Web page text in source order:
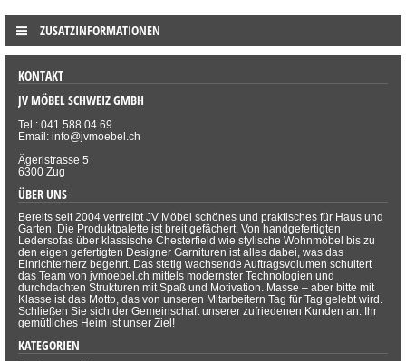
ZUSATZINFORMATIONEN
KONTAKT
JV MÖBEL SCHWEIZ GMBH
Tel.: 041 588 04 69
Email: info@jvmoebel.ch
Ägeristrasse 5
6300 Zug
ÜBER UNS
Bereits seit 2004 vertreibt JV Möbel schönes und praktisches für Haus und
Garten. Die Produktpalette ist breit gefächert. Von handgefertigten
Ledersofas über klassische Chesterfield wie stylische Wohnmöbel bis zu
den eigen gefertigten Designer Garnituren ist alles dabei, was das
Einrichterherz begehrt. Das stetig wachsende Auftragsvolumen schultert
das Team von jvmoebel.ch mittels modernster Technologien und
durchdachten Strukturen mit Spaß und Motivation. Masse – aber bitte mit
Klasse ist das Motto, das von unseren Mitarbeitern Tag für Tag gelebt wird.
Schließen Sie sich der Gemeinschaft unserer zufriedenen Kunden an. Ihr
gemütliches Heim ist unser Ziel!
KATEGORIEN